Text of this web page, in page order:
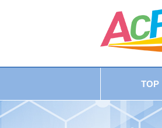
TOP